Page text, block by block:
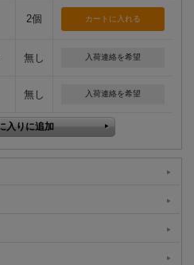
2個
無し 入荷連絡を希望
無し 入荷連絡を希望